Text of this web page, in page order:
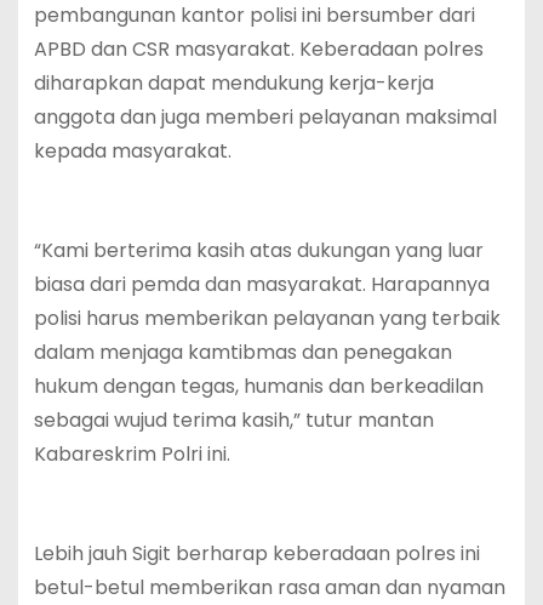
pembangunan kantor polisi ini bersumber dari
APBD dan CSR masyarakat. Keberadaan polres
diharapkan dapat mendukung kerja-kerja
anggota dan juga memberi pelayanan maksimal
kepada masyarakat.
“Kami berterima kasih atas dukungan yang luar
biasa dari pemda dan masyarakat. Harapannya
polisi harus memberikan pelayanan yang terbaik
dalam menjaga kamtibmas dan penegakan
hukum dengan tegas, humanis dan berkeadilan
sebagai wujud terima kasih,” tutur mantan
Kabareskrim Polri ini.
Lebih jauh Sigit berharap keberadaan polres ini
betul-betul memberikan rasa aman dan nyaman